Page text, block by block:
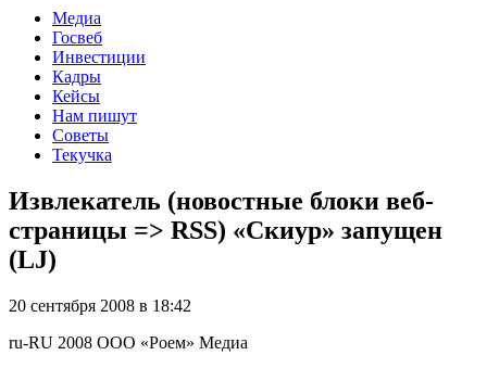
Медиа
Госвеб
Инвестиции
Кадры
Кейсы
Нам пишут
Советы
Текучка
Извлекатель (новостные блоки веб-
страницы => RSS) «Скиур» запущен
(LJ)
20 сентября 2008 в 18:42
ru-RU 2008 ООО «Роем» Медиа